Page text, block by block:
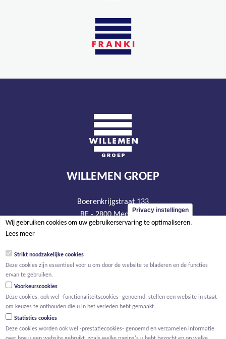
WILLEMEN GROEP
Boerenkrijgstraat 133
BE - 2800 Mechelen
tel +32 15 569 965
BTW BE 0466.256.432
Privacy instellingen
Wij gebruiken cookies om uw gebruikerservaring te optimaliseren.
Lees meer
Strikt noodzakelijke cookies
Deze cookies zijn essentieel voor u om door de website te bladeren en de functies
ervan te gebruiken.
Voorkeurscookies
Deze cookies, ook wel -functionaliteitscookies- genoemd, stellen een website in staat
om keuzes te onthouden die u in het verleden hebt gemaakt.
Statistics cookies
Deze cookies worden ook wel -prestatiecookies- genoemd en verzamelen informatie